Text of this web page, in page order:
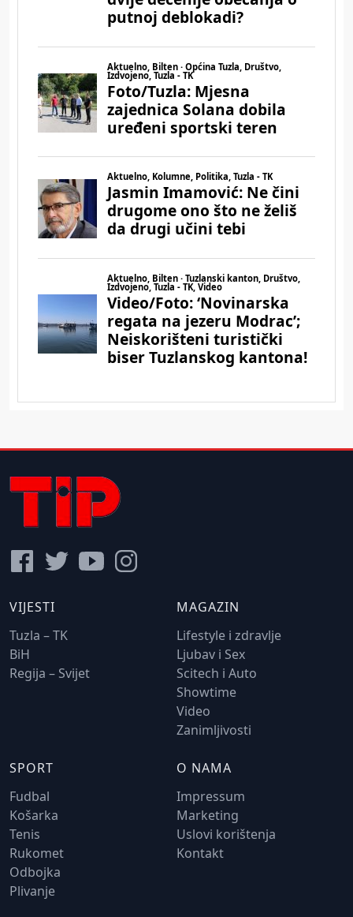
VIJESTI
Tuzla – TK
BiH
Regija – Svijet
MAGAZIN
Lifestyle i zdravlje
Ljubav i Sex
Scitech i Auto
Showtime
Video
Zanimljivosti
SPORT
Fudbal
Košarka
Tenis
Rukomet
Odbojka
Plivanje
O NAMA
Impressum
Marketing
Uslovi korištenja
Kontakt